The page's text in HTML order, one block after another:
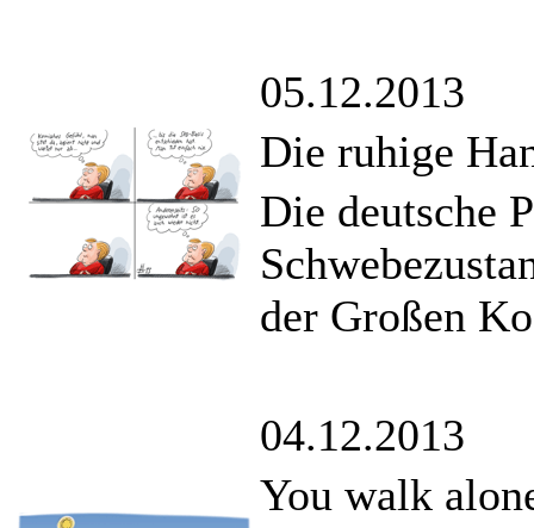
05.12.2013
Die ruhige
Die deutsche
der Großen
04.12.2013
You walk